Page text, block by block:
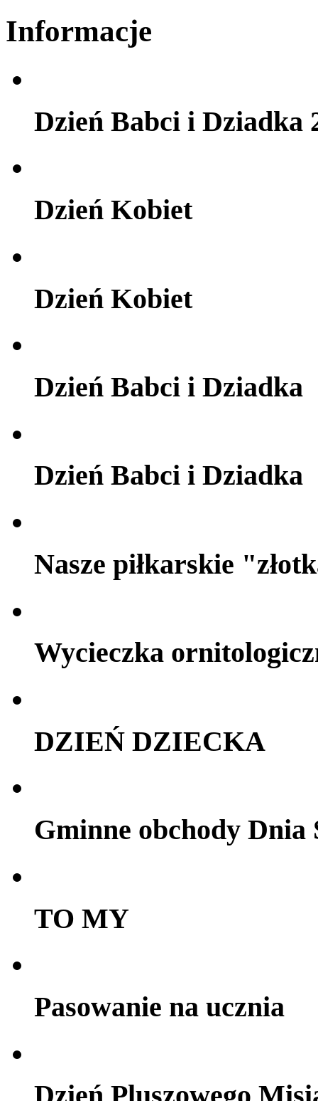
Informacje
Dzień Babci i Dziadka
Dzień Kobiet
Dzień Kobiet
Dzień Babci i Dziadka
Dzień Babci i Dziadka
Nasze piłkarskie
Wycieczka
DZIEŃ DZIECKA
Gminne obchody Dnia
TO MY
Pasowanie na ucznia